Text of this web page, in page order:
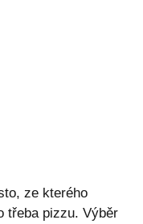
ze kterého
třeba pizzu. Výběr